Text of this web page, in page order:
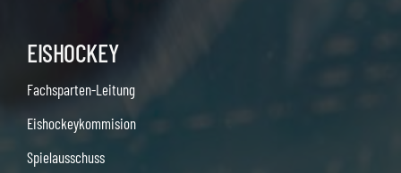
EISHOCKEY
Fachsparten-Leitung
Eishockeykommision
Spielausschuss